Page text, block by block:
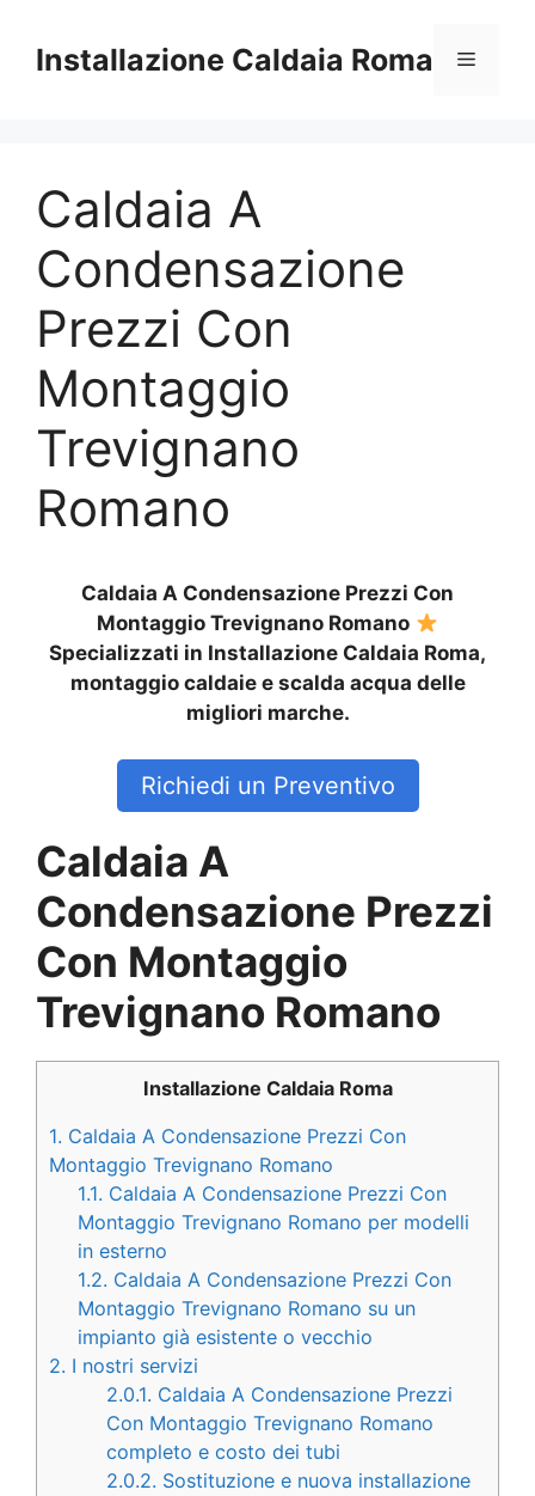
contenuto
Installazione Caldaia Roma Menu
Caldaia A
Condensazione
Prezzi Con
Montaggio
Trevignano
Romano
Caldaia A Condensazione Prezzi Con
Montaggio Trevignano Romano
Specializzati in Installazione Caldaia Roma,
montaggio caldaie e scalda acqua delle
migliori marche.
Richiedi un Preventivo
Caldaia A
Condensazione Prezzi
Con Montaggio
Trevignano Romano
Installazione Caldaia Roma
1. Caldaia A Condensazione Prezzi Con
Montaggio Trevignano Romano
1.1. Caldaia A Condensazione Prezzi Con
Montaggio Trevignano Romano per modelli
in esterno
1.2. Caldaia A Condensazione Prezzi Con
Montaggio Trevignano Romano su un
impianto già esistente o vecchio
2. I nostri servizi
2.0.1. Caldaia A Condensazione Prezzi
Con Montaggio Trevignano Romano
completo e costo dei tubi
2.0.2. Sostituzione e nuova installazione